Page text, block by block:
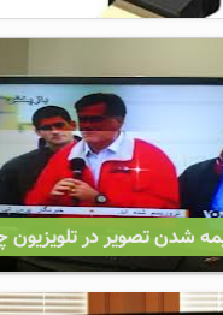
شدن تصویر در